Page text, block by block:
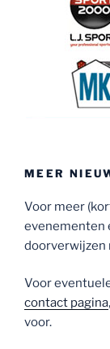
MEER
Voor meer
evenementen
doorverwijzen
Voor
contact pagina
voor.